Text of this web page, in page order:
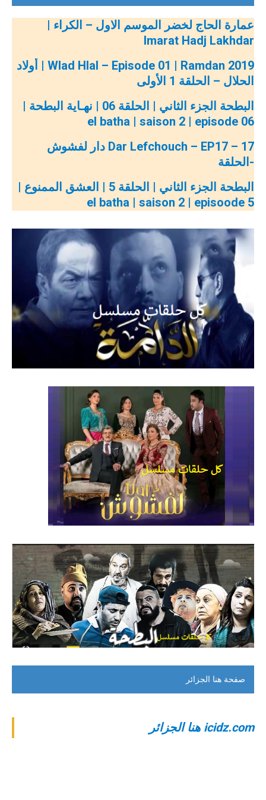
عمارة الحاج لخضر الموسم الاول – الكراء |
Imarat Hadj Lakhdar
Wlad Hlal – Episode 01 | Ramdan 2019 | أولاد
الحلال – الحلقة 1 الأولى
البطحة الجزء الثاني | الحلقة 06 | نهـاية البطحة |
06 el batha | saison 2 | episode
Dar Lefchouch – EP17 – 17 دار لفشوش
-الحلقة
البطحة الجزء الثاني | الحلقة 5 | العشق الممنوع |
el batha | saison 2 | episoode 5
صفحة هنا الجزائر
‎icidz.com هنا الجزائر‎